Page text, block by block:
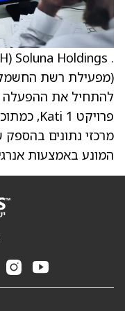
(מפעילת רשת
להתחיל את ההפעלה
המונע באמצעות